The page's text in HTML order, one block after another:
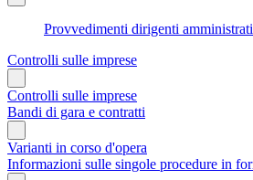
Provvedimenti dirigenti
Controlli sulle imprese
Controlli sulle imprese
Bandi di gara e contratti
Varianti in corso d'opera
Informazioni sulle singole procedure in